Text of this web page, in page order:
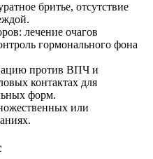
бритье, отсутствие
лечение очагов
гормонального фона
против ВПЧ и
контактах для
форм.
или